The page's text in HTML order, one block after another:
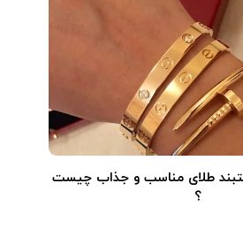
طلای مناسب و جذاب چیست
؟